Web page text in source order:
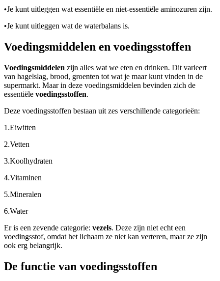
•Je kunt uitleggen wat essentiële en niet-essentiële aminozuren zijn.
•Je kunt uitleggen wat de waterbalans is.
Voedingsmiddelen en voedingsstoffen
Voedingsmiddelen zijn alles wat we eten en drinken. Dit varieert
van hagelslag, brood, groenten tot wat je maar kunt vinden in de
supermarkt. Maar in deze voedingsmiddelen bevinden zich de
essentiële voedingsstoffen.
Deze voedingsstoffen bestaan uit zes verschillende categorieën:
1.Eiwitten
2.Vetten
3.Koolhydraten
4.Vitaminen
5.Mineralen
6.Water
Er is een zevende categorie: vezels. Deze zijn niet echt een
voedingsstof, omdat het lichaam ze niet kan verteren, maar ze zijn
ook erg belangrijk.
De functie van voedingsstoffen